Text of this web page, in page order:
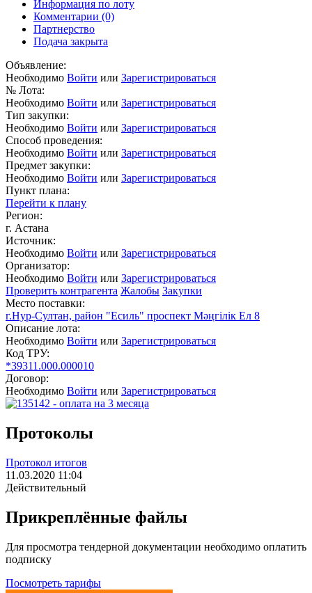
Информация по лоту
Комментарии (0)
Партнерство
Подача закрыта
Объявление:
Необходимо Войти или Зарегистрироваться
№ Лота:
Необходимо Войти или Зарегистрироваться
Тип закупки:
Необходимо Войти или Зарегистрироваться
Способ проведения:
Необходимо Войти или Зарегистрироваться
Предмет закупки:
Необходимо Войти или Зарегистрироваться
Пункт плана:
Перейти к плану
Регион:
г. Астана
Источник:
Необходимо Войти или Зарегистрироваться
Организатор:
Необходимо Войти или Зарегистрироваться
Проверить контрагента Жалобы Закупки
Место поставки:
г.Нур-Султан, район "Есиль" проспект Мәңгілік Ел 8
Описание лота:
Необходимо Войти или Зарегистрироваться
Код ТРУ:
*39311.000.000010
Договор:
Необходимо Войти или Зарегистрироваться
Протоколы
Протокол итогов
11.03.2020 11:04
Действительный
Прикреплённые файлы
Для просмотра тендерной документации необходимо оплатить
подписку
Посмотреть тарифы